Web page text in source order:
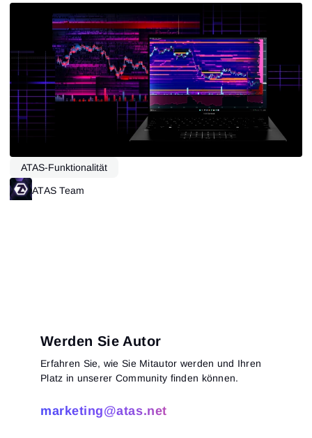
ATAS-Funktionalität
ATAS Team
Werden Sie Autor
Erfahren Sie, wie Sie Mitautor werden und Ihren
Platz in unserer Community finden können.
marketing@atas.net